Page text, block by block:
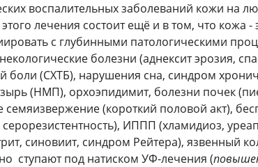
воспалительных заболеваний кожи на
лечения состоит ещё и в том, что
с глубинными патологическими
болезни (аднексит эрозия,
(СХТБ), нарушения сна, синдром
(НМП), орхоэпидимит, болезни почек
семяизвержение (короткий половой акт),
ИППП (хламидиоз,
синовиит, синдром Рейтера), язвенный
ступают под натиском УФ-лечения (